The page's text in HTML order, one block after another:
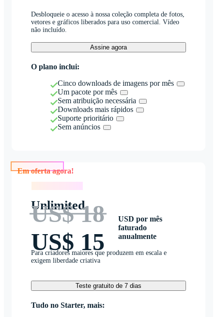
Desbloqueie o acesso à nossa coleção completa de fotos,
vetores e gráficos liberados para uso comercial. Vídeo
não incluído.
Assine agora
O plano inclui:
Cinco downloads de imagens por mês
Um pacote por mês
Sem atribuição necessária
Downloads mais rápidos
Suporte prioritário
Sem anúncios
Unlimited
US$ 18
US$ 15
USD por mês
faturado
anualmente
Para criadores maiores que produzem em escala e
exigem liberdade criativa
Teste gratuito de 7 dias
Tudo no Starter, mais: